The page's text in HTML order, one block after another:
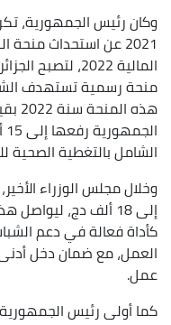
وكان رئيس الجمهورية،
2021 عن استحداث منحة
المالية 2022،
منحة رسمية تستهدف
الشامل بالتغطية الصحية
وخلال مجلس الوزراء
إلى 18 ألف دج، ليواصل
كأداة فعالة في دعم
العمل، مع ضمان دخل
عمل.
كما أولى رئيس الجمهورية